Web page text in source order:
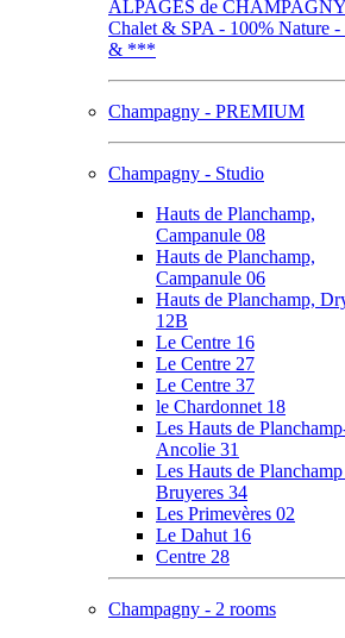
ALPAGES de
Chalet & SPA - 100% Nature
& ***
Champagny - PREMIUM
Champagny - Studio
Hauts de Planchamp,
Campanule 08
Hauts de Planchamp,
Campanule 06
Hauts de Planchamp,
12B
Le Centre 16
Le Centre 27
Le Centre 37
le Chardonnet 18
Les Hauts de
Ancolie 31
Les Hauts de
Bruyeres 34
Les Primevères 02
Le Dahut 16
Centre 28
Champagny - 2 rooms